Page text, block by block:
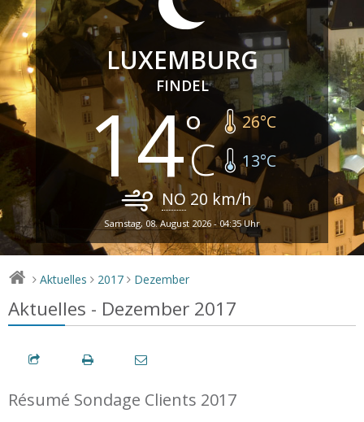
LUXEMBURG
FINDEL
14 26°C
13°C
NO 20 km/h
Samstag, 08. August 2026 - 04:35 Uhr
> Aktuelles > 2017 > Dezember
Aktuelles - Dezember 2017
Résumé Sondage Clients 2017